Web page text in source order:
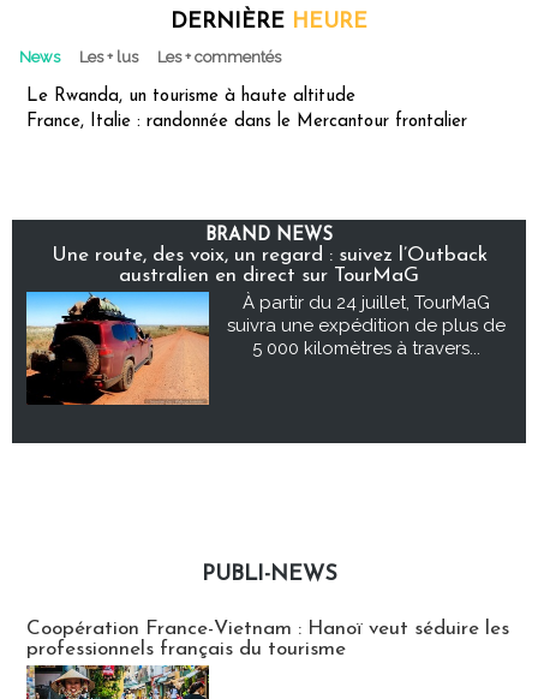
DERNIÈRE HEURE
News Les + lus Les + commentés
Le Rwanda, un tourisme à haute altitude
France, Italie : randonnée dans le Mercantour frontalier
BRAND NEWS
Une route, des voix, un regard : suivez l’Outback
australien en direct sur TourMaG
À partir du 24 juillet, TourMaG
suivra une expédition de plus de
5 000 kilomètres à travers...
PUBLI-NEWS
Coopération France-Vietnam : Hanoï veut séduire les
professionnels français du tourisme